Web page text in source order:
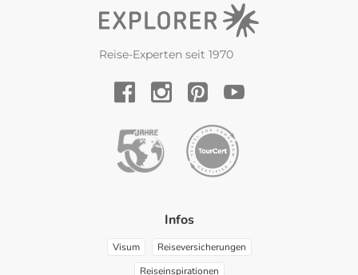
Reise-Experten seit 1970
Infos
Visum
Reiseversicherungen
Reiseinspirationen